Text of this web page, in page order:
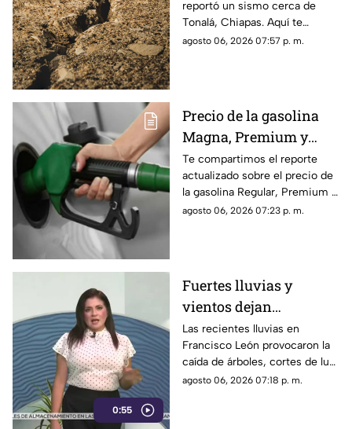
y magnitud
reportó un sismo cerca de
Tonalá, Chiapas. Aquí te
contamos todos los detalles
agosto 06, 2026 07:57 p. m.
Precio de la gasolina
Magna, Premium y
Diésel en Chiapas:
costo por municipio
este viernes 7 de agosto
Te compartimos el reporte
actualizado sobre el precio de
la gasolina Regular, Premium y
Diésel en las estaciones de
agosto 06, 2026 07:23 p. m.
0:55
Fuertes lluvias y
vientos dejan
viviendas dañadas en
Francisco León,
Chiapas
Las recientes lluvias en
Francisco León provocaron la
caída de árboles, cortes de luz
y daños en casas de la
agosto 06, 2026 07:18 p. m.